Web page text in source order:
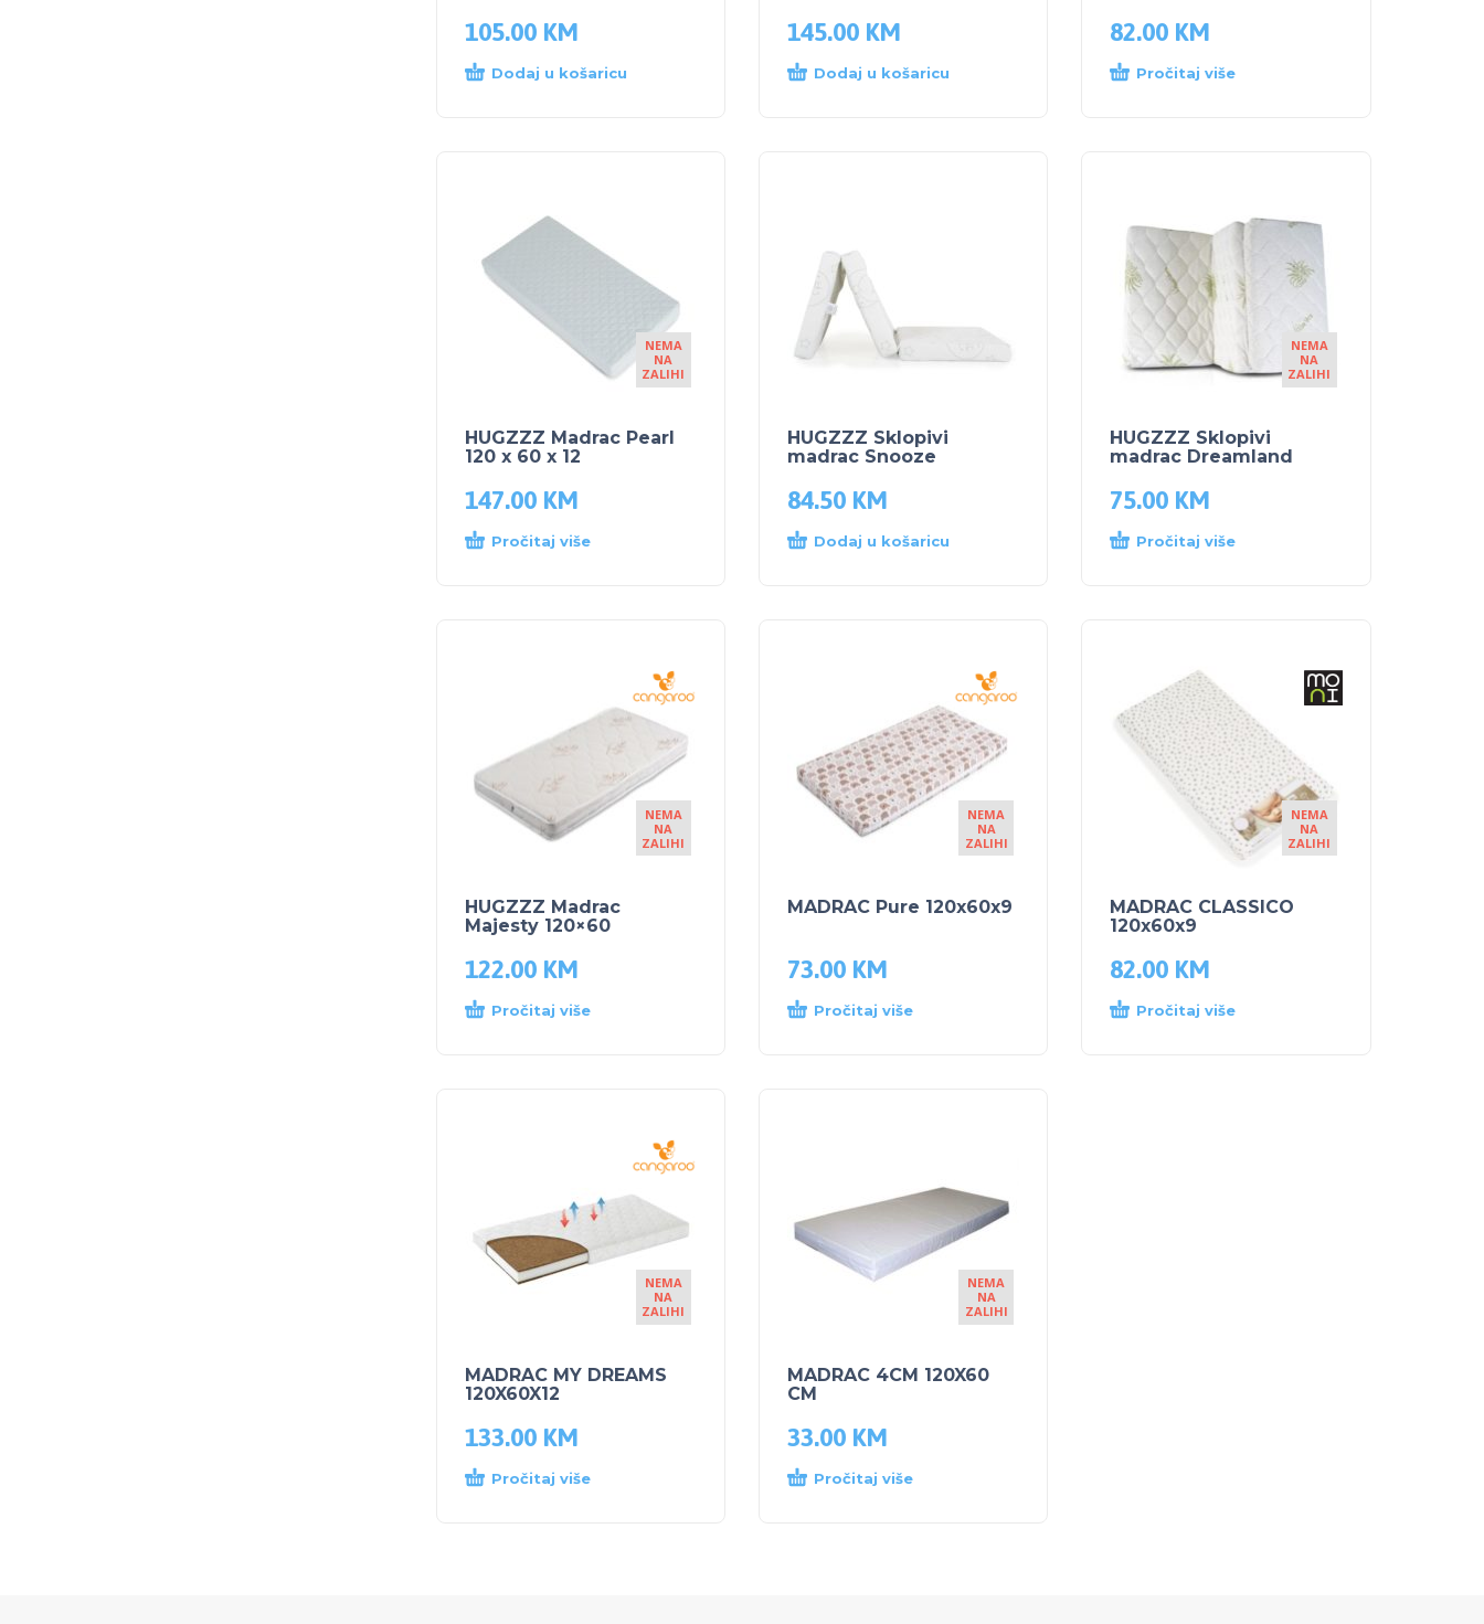
105.00 KM
Dodaj u košaricu
145.00 KM
Dodaj u košaricu
82.00 KM
Pročitaj više
NEMA
NA
ZALIHI
HUGZZZ Madrac Pearl
120 x 60 x 12
147.00 KM
Pročitaj više
HUGZZZ Sklopivi
madrac Snooze
84.50 KM
Dodaj u košaricu
NEMA
NA
ZALIHI
HUGZZZ Sklopivi
madrac Dreamland
75.00 KM
Pročitaj više
NEMA
NA
ZALIHI
HUGZZZ Madrac
Majesty 120×60
122.00 KM
Pročitaj više
NEMA
NA
ZALIHI
MADRAC Pure 120x60x9
73.00 KM
Pročitaj više
NEMA
NA
ZALIHI
MADRAC CLASSICO
120x60x9
82.00 KM
Pročitaj više
NEMA
NA
ZALIHI
MADRAC MY DREAMS
120X60X12
133.00 KM
Pročitaj više
NEMA
NA
ZALIHI
MADRAC 4CM 120X60
CM
33.00 KM
Pročitaj više